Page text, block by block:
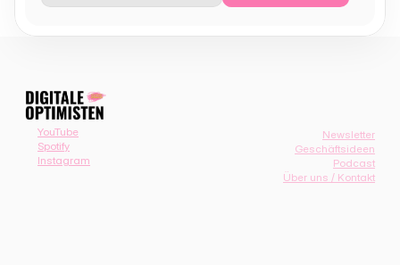
YouTube
Spotify
Instagram
Newsletter
Geschäftsideen
Podcast
Über uns / Kontakt